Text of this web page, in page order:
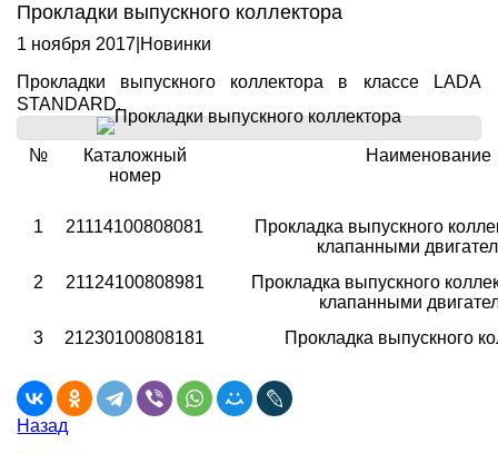
Прокладки выпускного коллектора
1 ноября 2017 Новинки
Прокладки выпускного коллектора в классе LADA
STANDARD.
№
Каталожный
номер
Наименование
1 21114100808081
Прокладка выпускного
клапанными
2
21124100808981
Прокладка выпускного
клапанными
3
21230100808181 Прокладка выпускного
Назад